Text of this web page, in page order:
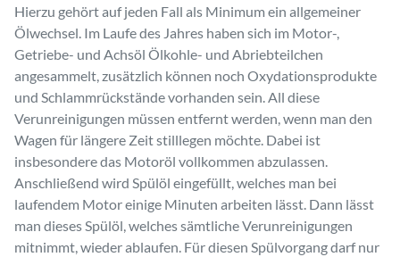
Hierzu gehört auf jeden Fall als Minimum ein allgemeiner
Ölwechsel. Im Laufe des Jahres haben sich im Motor-,
Getriebe- und Achsöl Ölkohle- und Abriebteilchen
angesammelt, zusätzlich können noch Oxydationsprodukte
und Schlammrückstände vorhanden sein. All diese
Verunreinigungen müssen entfernt werden, wenn man den
Wagen für längere Zeit stilllegen möchte. Dabei ist
insbesondere das Motoröl vollkommen abzulassen.
Anschließend wird Spülöl eingefüllt, welches man bei
laufendem Motor einige Minuten arbeiten lässt. Dann lässt
man dieses Spülöl, welches sämtliche Verunreinigungen
mitnimmt, wieder ablaufen. Für diesen Spülvorgang darf nur